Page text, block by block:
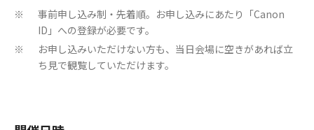
※
事前申し込み制・先着順。お申し込みにあたり「Canon
ID」への登録が必要です。
※
お申し込みいただけない方も、当日会場に空きがあれば立
ち見で観覧していただけます。